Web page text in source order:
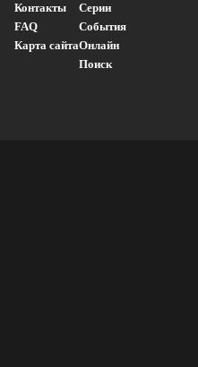
Контакты
FAQ
Карта сайта
Серии
События
Онлайн
Поиск